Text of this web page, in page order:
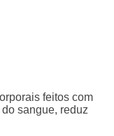
feitos com
sangue, reduz